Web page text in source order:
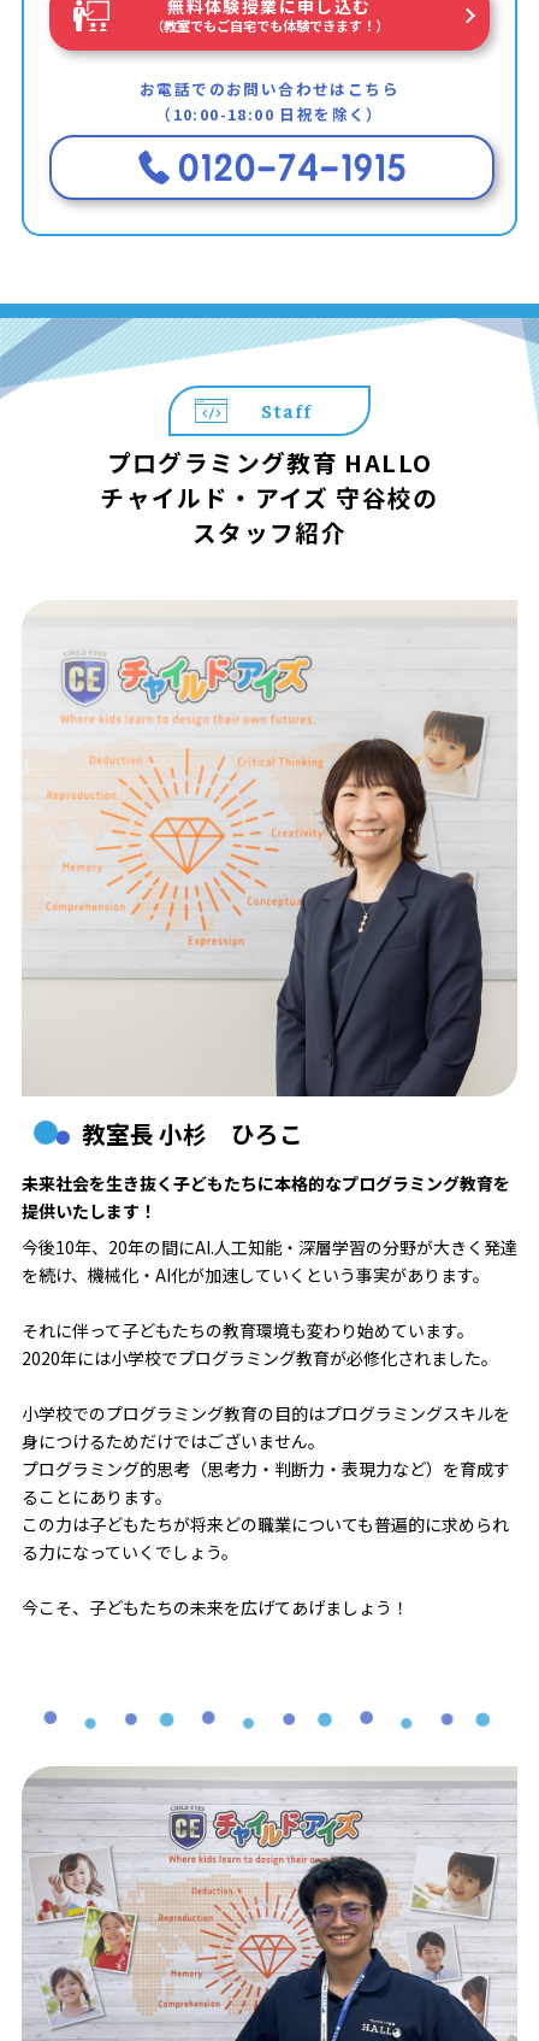
無料体験授業に申し込む
（教室でもご自宅でも体験できます！）
お電話でのお問い合わせはこちら
（10:00-18:00 日祝を除く）
Staff
プログラミング教育 HALLO
チャイルド・アイズ 守谷校の
スタッフ紹介
教室長 小杉 ひろこ
未来社会を生き抜く子どもたちに本格的なプログラミング教育を
提供いたします！
今後10年、20年の間にAI.人工知能・深層学習の分野が大きく発達
を続け、機械化・AI化が加速していくという事実があります。
それに伴って子どもたちの教育環境も変わり始めています。
2020年には小学校でプログラミング教育が必修化されました。
小学校でのプログラミング教育の目的はプログラミングスキルを
身につけるためだけではございません。
プログラミング的思考（思考力・判断力・表現力など）を育成す
ることにあります。
この力は子どもたちが将来どの職業についても普遍的に求められ
る力になっていくでしょう。
今こそ、子どもたちの未来を広げてあげましょう！